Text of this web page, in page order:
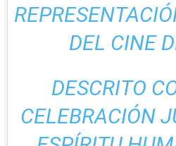
DEL CINE
DESCRITO
CELEBRACIÓN